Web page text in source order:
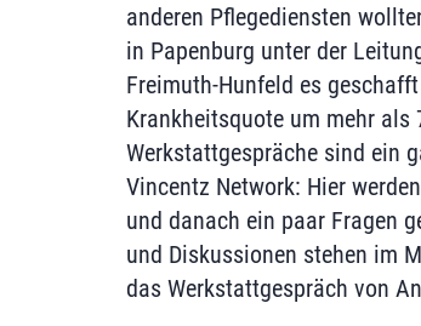
anderen Pflegediensten
in Papenburg unter der
Freimuth-Hunfeld es
Krankheitsquote um mehr als
Werkstattgespräche sind ein
Vincentz Network: Hier
und danach ein paar Fragen
und Diskussionen stehen im
das Werkstattgespräch von